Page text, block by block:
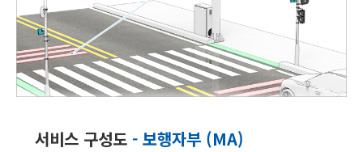
서비스 구성도 - 보행자부 (MA)